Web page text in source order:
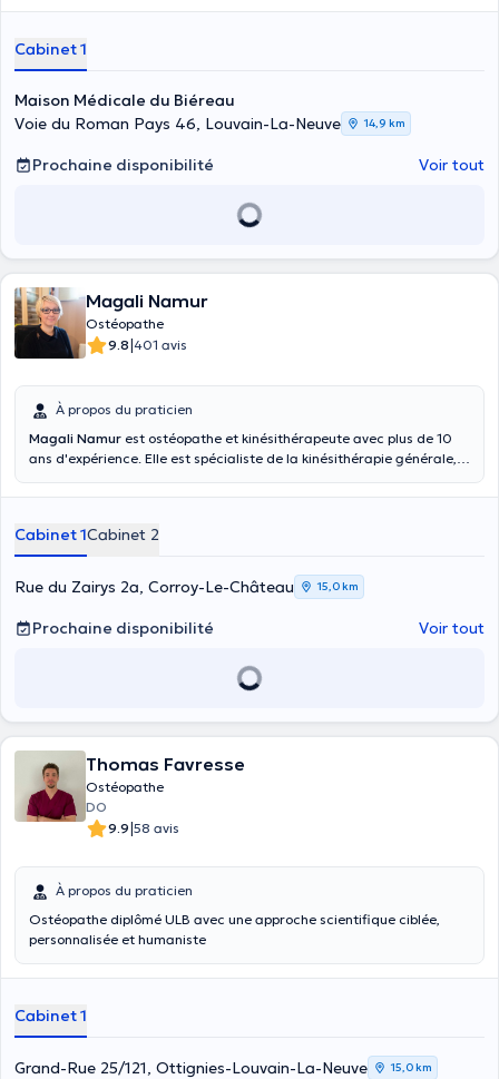
Cabinet 1
Maison Médicale du Biéreau
Voie du Roman Pays 46, Louvain-La-Neuve
14,9 km
Prochaine disponibilité Voir tout
Magali Namur
Ostéopathe
9.8|401 avis
À propos du praticien
Magali Namur est ostéopathe et kinésithérapeute avec plus de 10
ans d'expérience. Elle est spécialiste de la kinésithérapie générale,
ano-rectale suite à ses divers diplômes et formations obtenus entre
pédiatrique, périnatale, pelvienne, ainsi que cardio-vasculaire et
respiratoire. Elle suit actuellement une formation en ostéopathie
qu'elle achèvera en 2020. Elle exerce en tant qu'indépendante en
cabinet prive depuis 2005. Mme Namur a également une expérience
en service de garde de divers services (pédiatrie, maternié, soins
intensifs, médecine interne, cardiologie, neurologie) au CHRVS.
Cabinet 1Cabinet 2
Rue du Zairys 2a, Corroy-Le-Château 15,0 km
Prochaine disponibilité Voir tout
Thomas Favresse
Ostéopathe
DO
9.9|58 avis
À propos du praticien
Ostéopathe diplômé ULB avec une approche scientifique ciblée,
personnalisée et humaniste
Cabinet 1
Grand-Rue 25/121, Ottignies-Louvain-La-Neuve 15,0 km